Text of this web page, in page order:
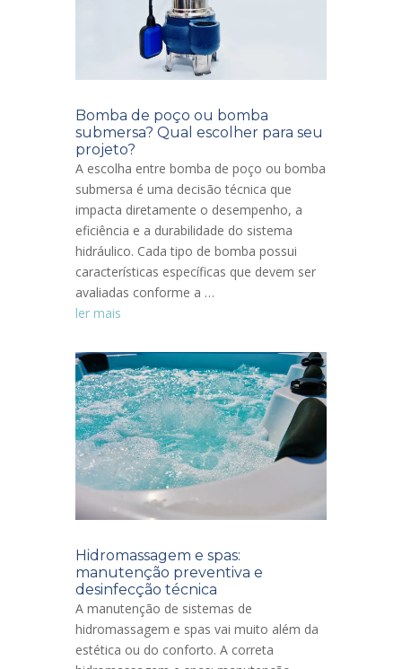
Bomba de poço ou bomba
submersa? Qual escolher para seu
projeto?
A escolha entre bomba de poço ou bomba
submersa é uma decisão técnica que
impacta diretamente o desempenho, a
eficiência e a durabilidade do sistema
hidráulico. Cada tipo de bomba possui
características específicas que devem ser
avaliadas conforme a …
ler mais
Hidromassagem e spas:
manutenção preventiva e
desinfecção técnica
A manutenção de sistemas de
hidromassagem e spas vai muito além da
estética ou do conforto. A correta